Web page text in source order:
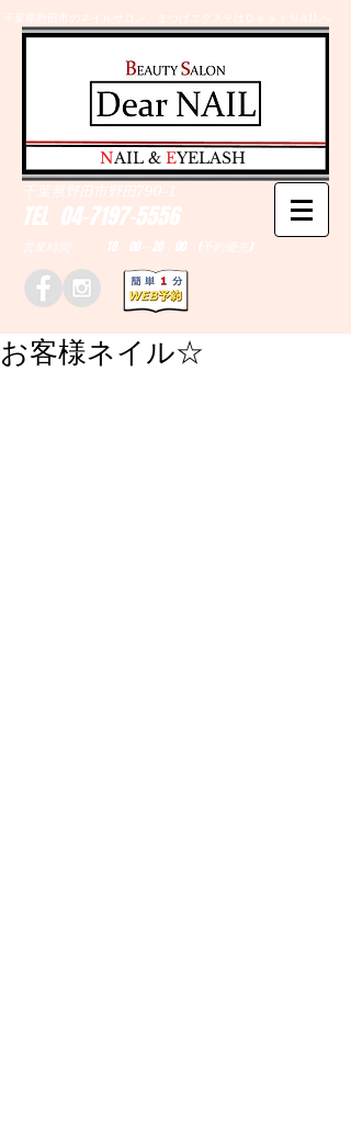
千葉県野田市のネイルサロン、まつげエクステはＤｅａｒＮAILへ
TEL 04-7197-5556
営業時間 10：00～20：00 (予約優先)
千葉県野田市野田790-1
​NAIL & EYELASH
お客様ネイル☆